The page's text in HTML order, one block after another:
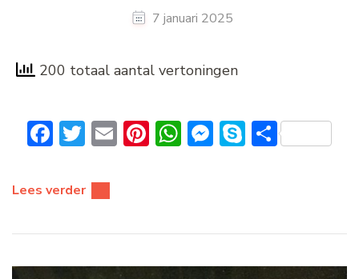
7 januari 2025
200 totaal aantal vertoningen
Facebook
Twitter
EmailPinterest
WhatsApp
Messenger
Skype
Delen
Lees verder